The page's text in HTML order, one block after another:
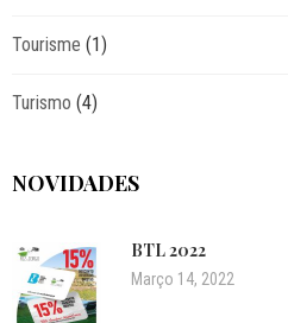
Tourisme (1)
Turismo (4)
NOVIDADES
BTL 2022
Março 14, 2022